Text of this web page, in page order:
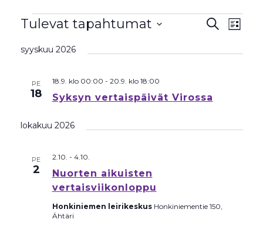
Tapahtumat
aja
Etsi
Lista
Tulevat tapahtumat
päivä.
syyskuu 2026
PE
18 Syksyn vertaispäivät Virossa
18.9. klo 00:00 - 20.9. klo 18:00
lokakuu 2026
PE
2
Nuorten aikuisten
vertaisviikonloppu
2.10. - 4.10.
Honkiniemen leirikeskus Honkiniementie 150,
Ähtäri